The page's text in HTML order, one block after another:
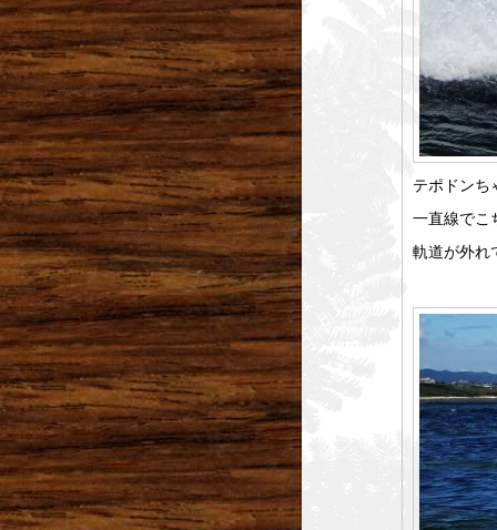
テポドンち
一直線でこ
軌道が外れ